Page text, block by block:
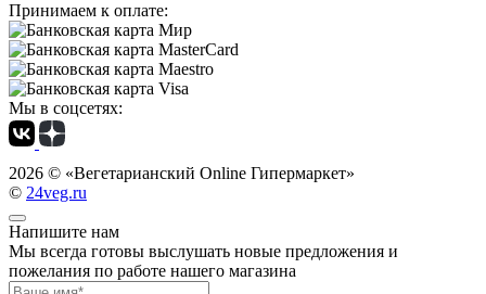
Принимаем к оплате:
Мы в соцсетях:
2026 © «Вегетарианский Online Гипермаркет»
© 24veg.ru
Напишите нам
Мы всегда готовы выслушать новые предложения и
пожелания по работе нашего магазина